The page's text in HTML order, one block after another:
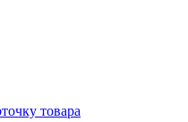
товара